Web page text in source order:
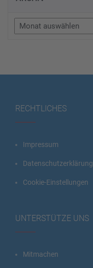
Archiv
RECHTLICHES
Impressum
Datenschutzerklärung
Cookie-Einstellungen
UNTERSTÜTZE UNS
Mitmachen